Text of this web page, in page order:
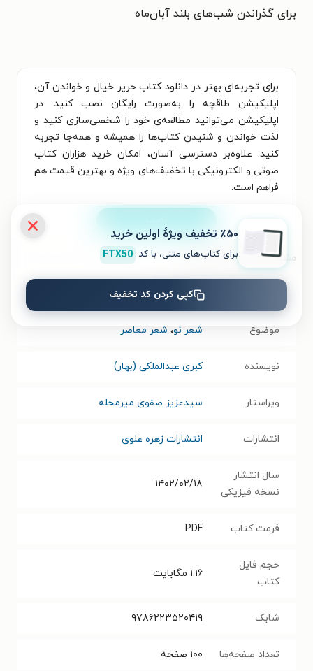
برای گذراندن شب‌های بلند آبان‌ماه
برای تجربه‌ای بهتر در دانلود کتاب حریر خیال و خواندن آن،
اپلیکیشن طاقچه را به‌صورت رایگان نصب کنید. در
اپلیکیشن می‌توانید مطالعه‌ی خود را شخصی‌سازی کنید و
لذت خواندن و شنیدن کتاب‌ها را همیشه و همه‌جا تجربه
کنید. علاوه‌بر دسترسی آسان، امکان خرید هزاران کتاب
صوتی و الکترونیکی با تخفیف‌های ویژه و بهترین قیمت هم
فراهم است.
مشخصات کتاب الکترونیکی
حریر خیال
موضوع شعر نو، شعر معاصر
نویسنده کبری عبدالملکی (بهار)
ویراستار سیدعزیز صفوی میرمحله
انتشارات انتشارات زهره علوی
سال انتشار
نسخه فیزیکی
۱۴۰۲/۰۲/۱۸
فرمت کتاب PDF
حجم فایل
کتاب
۱.۱۶ مگابایت
شابک ۹۷۸۶۲۲۳۵۲۰۴۱۹
تعداد صفحه‌ها ۱۰۰ صفحه
٪۵۰ تخفیف ویژۀ اولین خرید
برای کتاب‌های متنی، با کد FTX50
کپی کردن کد تخفیف